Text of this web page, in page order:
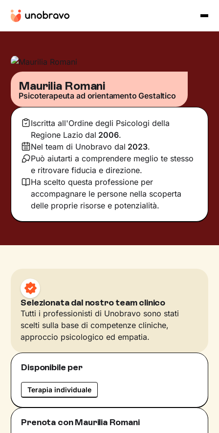
Maurilia Romani
Psicoterapeuta ad orientamento Gestaltico
Iscritta all'Ordine degli Psicologi della
Regione Lazio dal 2006.
Nel team di Unobravo dal 2023.
Può aiutarti a comprendere meglio te stesso
e ritrovare fiducia e direzione.
Ha scelto questa professione per
accompagnare le persone nella scoperta
delle proprie risorse e potenzialità.
Selezionata dal nostro team clinico
Tutti i professionisti di Unobravo sono stati
scelti sulla base di competenze cliniche,
approccio psicologico ed empatia.
Disponibile per
Terapia individuale
Prenota con Maurilia Romani